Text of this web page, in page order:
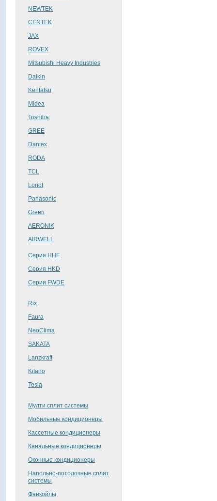
NEWTEK
CENTEK
JAX
ROVEX
Mitsubishi Heavy Industries
Daikin
Kentatsu
Midea
Toshiba
GREE
Dantex
RОDA
TCL
Loriot
Panasonic
Green
AERONIK
AIRWELL
Серия HHF
Серия HKD
Серии FWDE
Rix
Faura
NeoClima
SAKATA
Lanzkraft
Kitano
Tesla
Мулти сплит системы
Мобильные кондиционеры
Кассетные кондиционеры
Канальные кондиционеры
Оконные кондиционеры
Напольно-потолочные сплит
системы
Фанкойлы